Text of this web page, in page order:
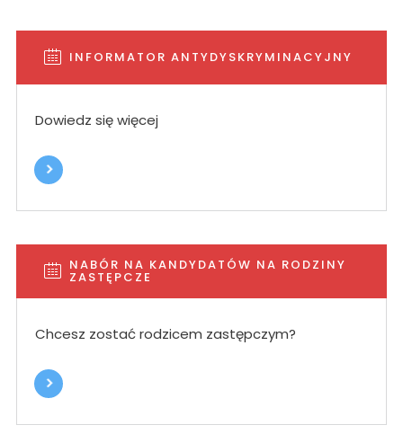
INFORMATOR ANTYDYSKRYMINACYJNY
Dowiedz się więcej
NABÓR NA KANDYDATÓW NA RODZINY
ZASTĘPCZE
Chcesz zostać rodzicem zastępczym?